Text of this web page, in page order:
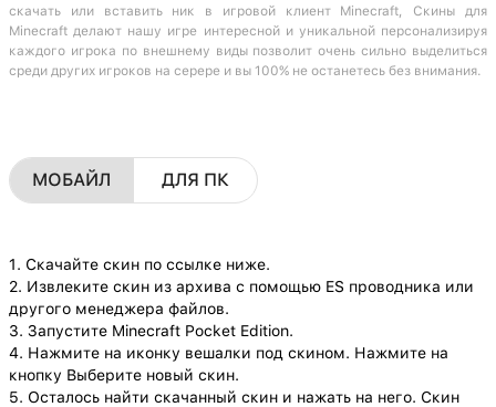
скачать или вставить ник в игровой клиент Minecraft, Скины для
Minecraft делают нашу игре интересной и уникальной персонализируя
каждого игрока по внешнему виды позволит очень сильно выделиться
среди других игроков на серере и вы 100% не останетесь без внимания.
МОБАЙЛ ДЛЯ ПК
1. Скачайте скин по ссылке ниже.
2. Извлеките скин из архива с помощью ES проводника или
другого менеджера файлов.
3. Запустите Minecraft Pocket Edition.
4. Нажмите на иконку вешалки под скином. Нажмите на
кнопку Выберите новый скин.
5. Осталось найти скачанный скин и нажать на него. Скин